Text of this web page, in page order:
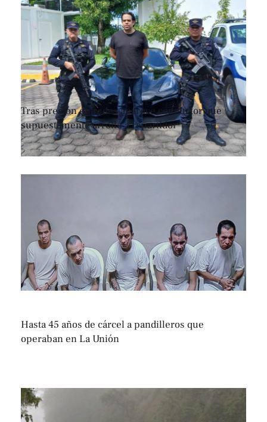
Tras presión en redes aparece conductor que
supuestamente arrolló a repartidor
Hasta 45 años de cárcel a pandilleros que
operaban en La Unión